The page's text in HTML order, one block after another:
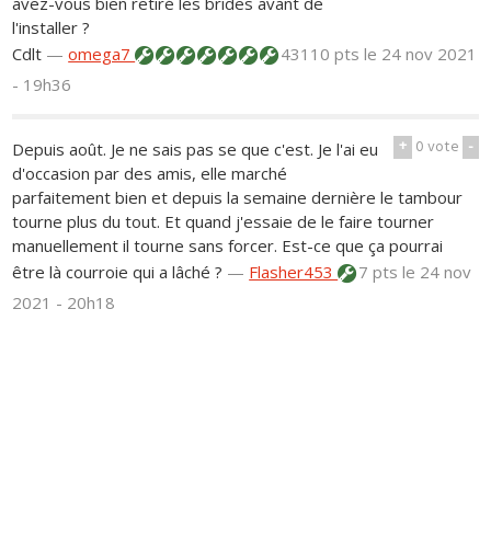
l'installer ?
Cdlt —omega7 43110 ptsle 24 nov 2021
- 19h36
+ 0vote -
Depuis août. Je ne sais pas se que c'est. Je l'ai eu
d'occasion par des amis, elle marché
parfaitement bien et depuis la semaine dernière le tambour
tourne plus du tout. Et quand j'essaie de le faire tourner
manuellement il tourne sans forcer. Est-ce que ça pourrai
être là courroie qui a lâché ? — Flasher453 7 ptsle 24 nov
2021 - 20h18